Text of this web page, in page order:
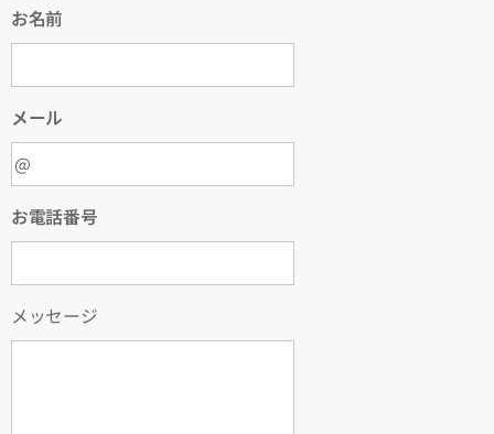
お名前
メール
お電話番号
メッセージ